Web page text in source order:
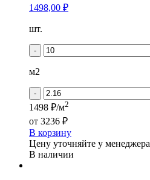
1498,00 ₽
Количество
Кронапласт
-
КЕЛЬМЕ
шт.
-
м2
-
1498 ₽/м2
от 3236 ₽
В корзину
Цену уточняйте у менеджера
В наличии